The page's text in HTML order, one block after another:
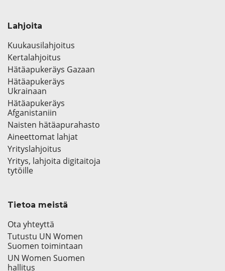
Lahjoita
Kuukausilahjoitus
Kertalahjoitus
Hätäapukeräys Gazaan
Hätäapukeräys
Ukrainaan
Hätäapukeräys
Afganistaniin
Naisten hätäapurahasto
Aineettomat lahjat
Yrityslahjoitus
Yritys, lahjoita digitaitoja
tytöille
Tietoa meistä
Ota yhteyttä
Tutustu UN Women
Suomen toimintaan
UN Women Suomen
hallitus